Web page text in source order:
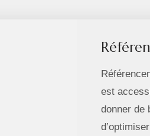
est
donner de